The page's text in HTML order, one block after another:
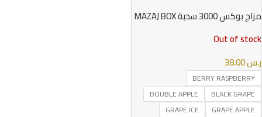
مزاج بوكس 3000 سحبة MAZAJ BOX
Out of stock
ر.س
BERRY RASPBERRY
BLACK GRAPE
DOUBLE APPLE
GRAPE APPLE
GRAPE ICE